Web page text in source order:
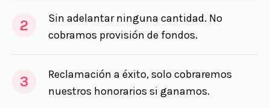
2
Sin adelantar ninguna cantidad. No
cobramos provisión de fondos.
3
Reclamación a éxito, solo cobraremos
nuestros honorarios si ganamos.